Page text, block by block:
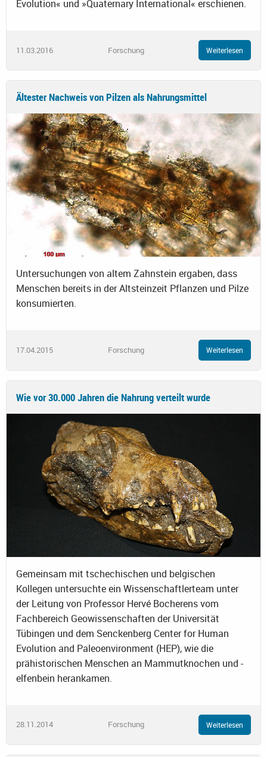
Evolution« und »Quaternary International« erschienen.
11.03.2016 Forschung Weiterlesen
Ältester Nachweis von Pilzen als Nahrungsmittel
Untersuchungen von altem Zahnstein ergaben, dass
Menschen bereits in der Altsteinzeit Pflanzen und Pilze
konsumierten.
17.04.2015 Forschung Weiterlesen
Wie vor 30.000 Jahren die Nahrung verteilt wurde
Gemeinsam mit tschechischen und belgischen
Kollegen untersuchte ein Wissenschaftlerteam unter
der Leitung von Professor Hervé Bocherens vom
Fachbereich Geowissenschaften der Universität
Tübingen und dem Senckenberg Center for Human
Evolution and Paleoenvironment (HEP), wie die
prähistorischen Menschen an Mammutknochen und -
elfenbein herankamen.
28.11.2014 Forschung Weiterlesen